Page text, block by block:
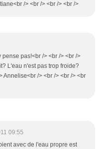
/> <br /> <br /> <br />
pas!<br /> <br /> <br />
L'eau n'est pas trop froide?
Annelise<br /> <br /> <br /> <br
09:55
avec de l'eau propre est